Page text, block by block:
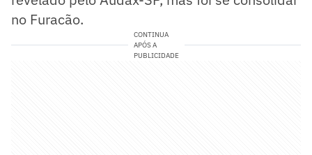
no Furacão.
CONTINUA
APÓS A
PUBLICIDADE